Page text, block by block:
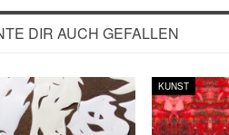
DIR AUCH GEFALLEN
KUNST